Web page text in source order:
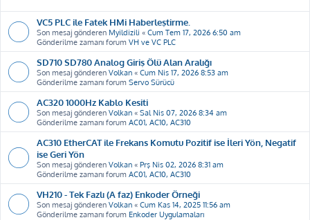
VC5 PLC ile Fatek HMi Haberleştirme.
Son mesaj gönderen Myildizili « Cum Tem 17, 2026 6:50 am
Gönderilme zamanı forum VH ve VC PLC
SD710 SD780 Analog Giriş Ölü Alan Aralığı
Son mesaj gönderen Volkan « Cum Nis 17, 2026 8:53 am
Gönderilme zamanı forum Servo Sürücü
AC320 1000Hz Kablo Kesiti
Son mesaj gönderen Volkan « Sal Nis 07, 2026 8:34 am
Gönderilme zamanı forum AC01, AC10, AC310
AC310 EtherCAT ile Frekans Komutu Pozitif ise İleri Yön, Negatif
ise Geri Yön
Son mesaj gönderen Volkan « Prş Nis 02, 2026 8:31 am
Gönderilme zamanı forum AC01, AC10, AC310
VH210 - Tek Fazlı (A faz) Enkoder Örneği
Son mesaj gönderen Volkan « Cum Kas 14, 2025 11:56 am
Gönderilme zamanı forum Enkoder Uygulamaları